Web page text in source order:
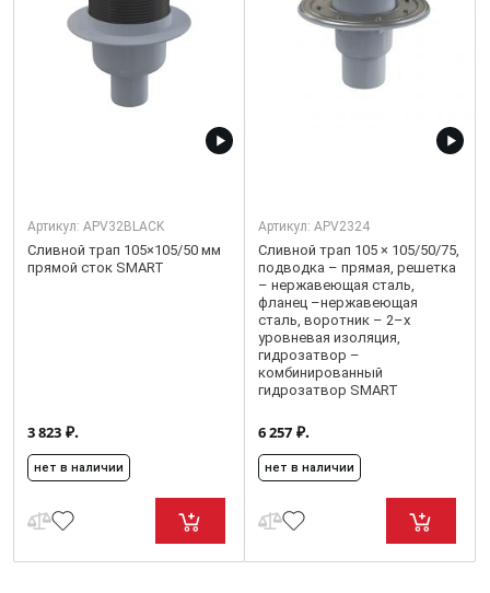
Артикул: APV32BLACK
Сливной трап 105×105/50 мм
прямой сток SMART
3 823 ₽.
нет в наличии
Артикул: APV2324
Сливной трап 105 × 105/50/75,
подводка – прямая, решетка
– нержавеющая сталь,
фланец –нержавеющая
сталь, воротник – 2–х
уровневая изоляция,
гидрозатвор –
комбинированный
гидрозатвор SMART
6 257 ₽.
нет в наличии